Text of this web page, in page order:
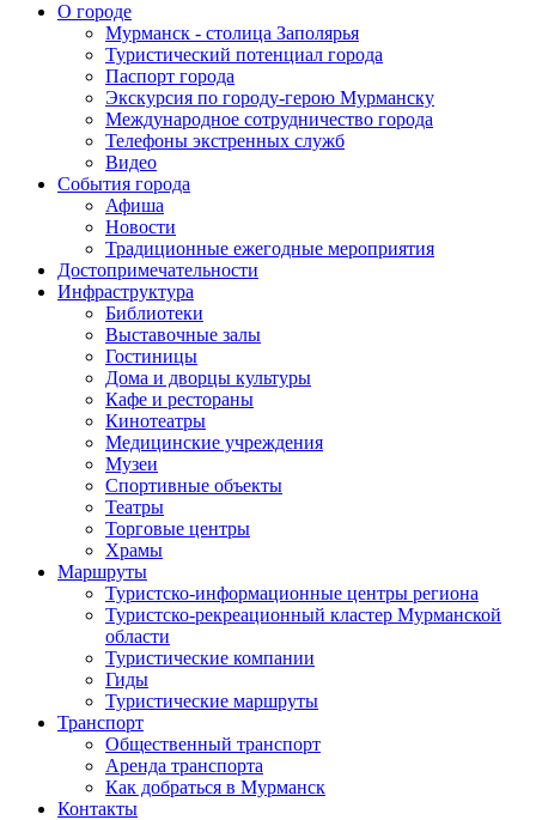
О городе
Мурманск - столица Заполярья
Туристический потенциал города
Паспорт города
Экскурсия по городу-герою Мурманску
Международное сотрудничество города
Телефоны экстренных служб
Видео
События города
Афиша
Новости
Традиционные ежегодные мероприятия
Достопримечательности
Инфраструктура
Библиотеки
Выставочные залы
Гостиницы
Дома и дворцы культуры
Кафе и рестораны
Кинотеатры
Медицинские учреждения
Музеи
Спортивные объекты
Театры
Торговые центры
Храмы
Маршруты
Туристско-информационные центры региона
Туристско-рекреационный кластер Мурманской
области
Туристические компании
Гиды
Туристические маршруты
Транспорт
Общественный транспорт
Аренда транспорта
Как добраться в Мурманск
Контакты